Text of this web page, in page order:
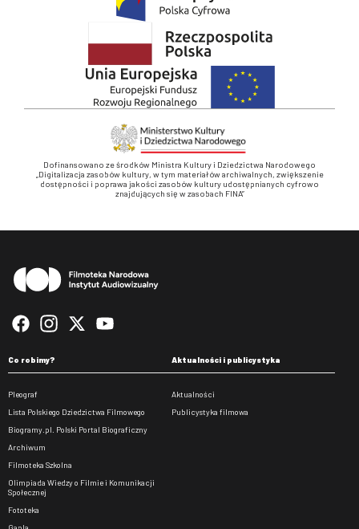
Dofinansowano ze środków Ministra Kultury i Dziedzictwa Narodowego
„Digitalizacja zasobów kultury, w tym materiałów archiwalnych, zwiększenie
dostępności i poprawa jakości zasobów kultury udostępnianych cyfrowo
znajdujących się w zasobach FINA”
Co robimy?
Pleograf
Lista Polskiego Dziedzictwa Filmowego
Biogramy.pl. Polski Portal Biograficzny
Archiwum
Filmoteka Szkolna
Olimpiada Wiedzy o Filmie i Komunikacji
Społecznej
Fototeka
Aktualności i publicystyka
Aktualności
Publicystyka filmowa